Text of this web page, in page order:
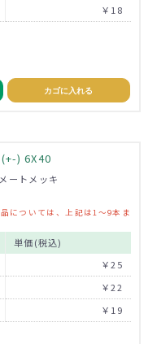
￥18
カゴに入れる
) 6X40
ートメッキ
については、上記は1～9本ま
単価(税込)
￥25
￥22
￥19